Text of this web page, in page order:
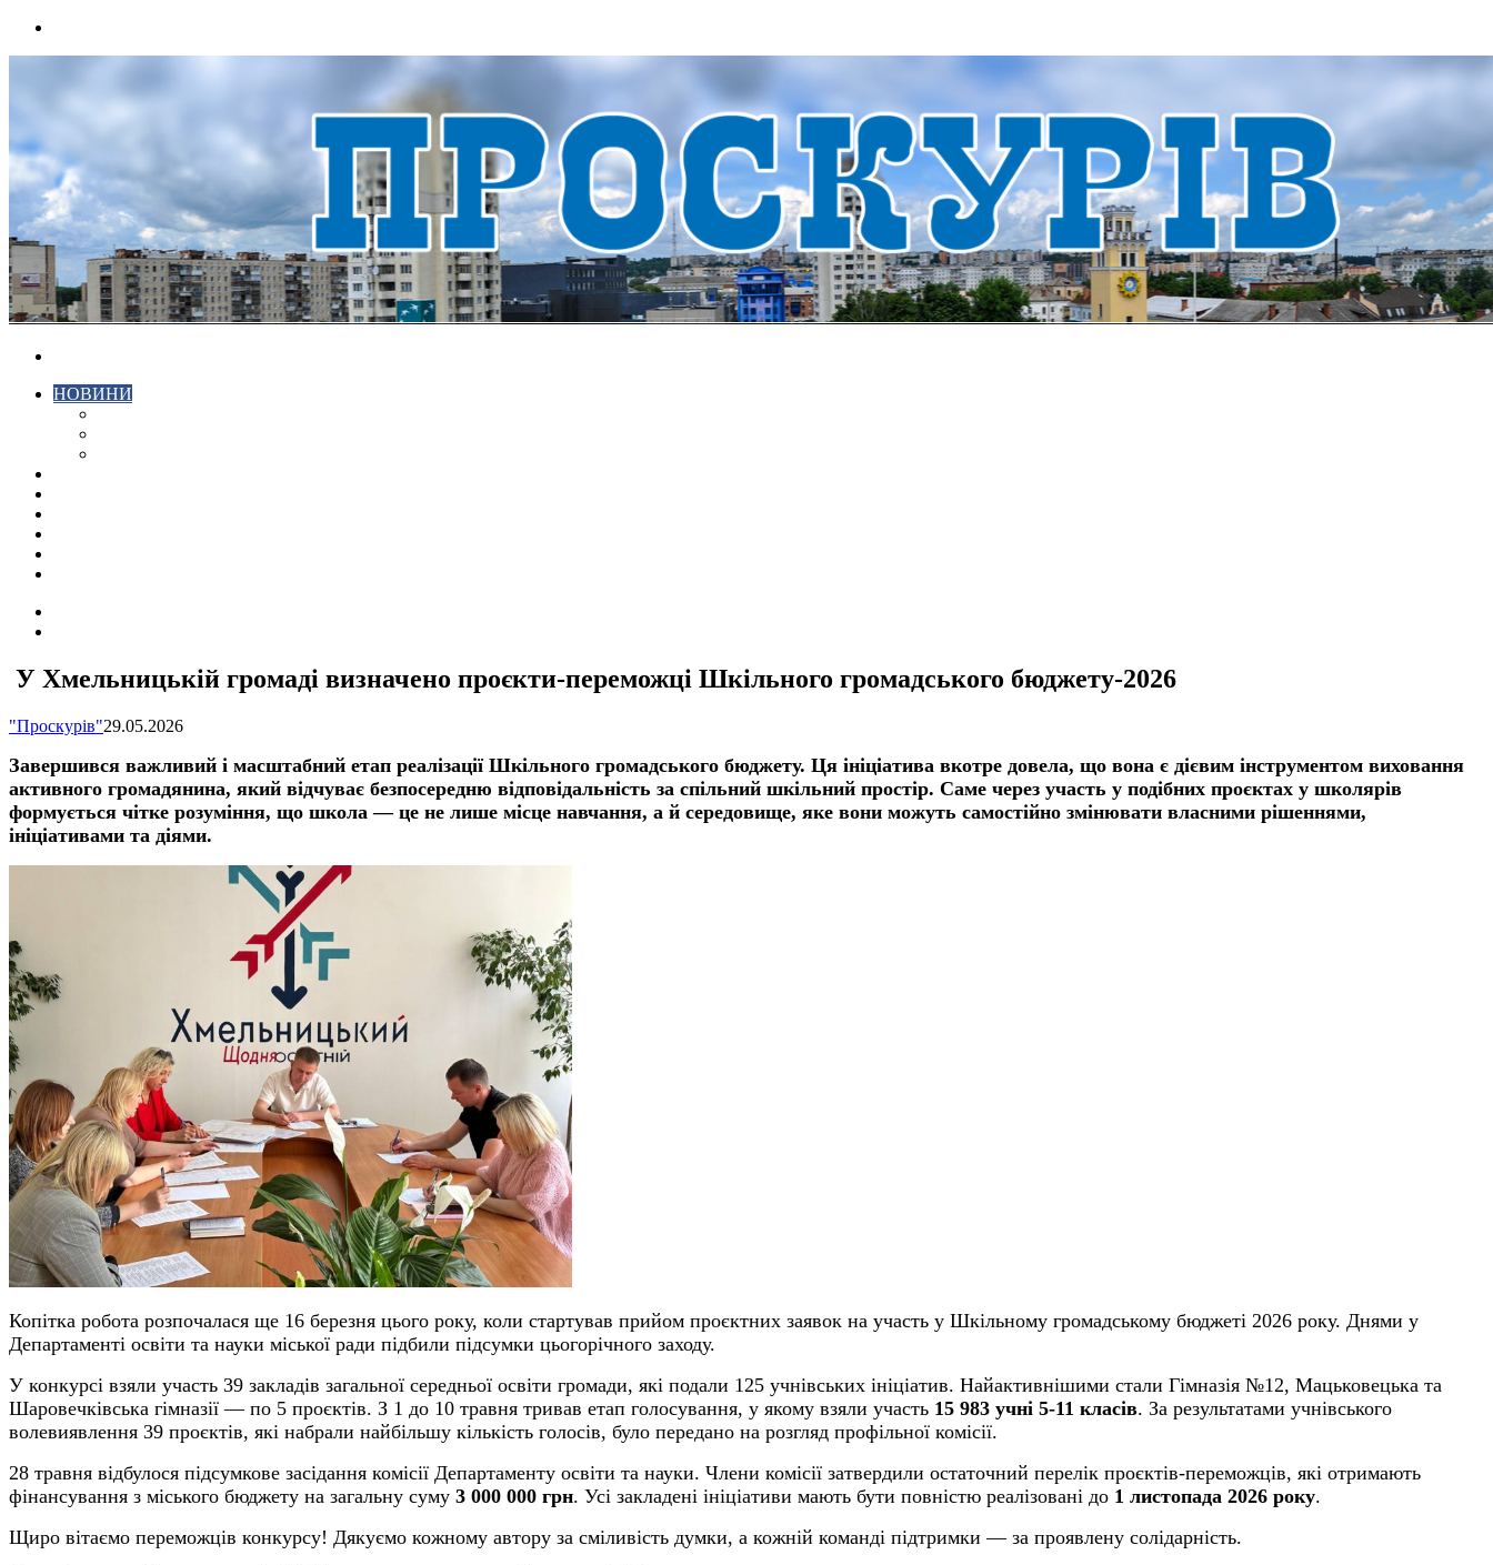
НОВИНИ
У Хмельницькій громаді визначено проєкти-переможці Шкільного громадського бюджету-2026
"Проскурів"29.05.2026
Завершився важливий і масштабний етап реалізації Шкільного громадського бюджету. Ця ініціатива вкотре довела, що вона є дієвим інструментом виховання
активного громадянина, який відчуває безпосередню відповідальність за спільний шкільний простір. Саме через участь у подібних проєктах у школярів
формується чітке розуміння, що школа — це не лише місце навчання, а й середовище, яке вони можуть самостійно змінювати власними рішеннями,
ініціативами та діями.
Копітка робота розпочалася ще 16 березня цього року, коли стартував прийом проєктних заявок на участь у Шкільному громадському бюджеті 2026 року. Днями у
Департаменті освіти та науки міської ради підбили підсумки цьогорічного заходу.
У конкурсі взяли участь 39 закладів загальної середньої освіти громади, які подали 125 учнівських ініціатив. Найактивнішими стали Гімназія №12, Мацьковецька та
Шаровечківська гімназії — по 5 проєктів. З 1 до 10 травня тривав етап голосування, у якому взяли участь 15 983 учні 5-11 класів. За результатами учнівського
волевиявлення 39 проєктів, які набрали найбільшу кількість голосів, було передано на розгляд профільної комісії.
28 травня відбулося підсумкове засідання комісії Департаменту освіти та науки. Члени комісії затвердили остаточний перелік проєктів-переможців, які отримають
фінансування з міського бюджету на загальну суму 3 000 000 грн. Усі закладені ініціативи мають бути повністю реалізовані до 1 листопада 2026 року.
Щиро вітаємо переможців конкурсу! Дякуємо кожному автору за сміливість думки, а кожній команді підтримки — за проявлену солідарність.